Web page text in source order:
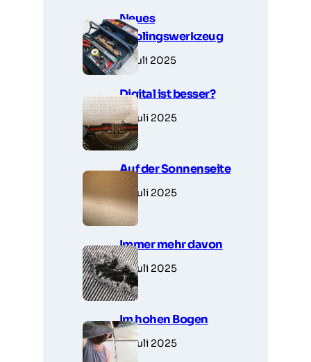
Neues
Lieblingswerkzeug
7. Juli 2025
Digital ist besser?
6. Juli 2025
Auf der Sonnenseite
5. Juli 2025
Immer mehr davon
5. Juli 2025
Im hohen Bogen
3. Juli 2025